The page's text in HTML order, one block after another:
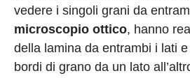
vedere i singoli grani da
microscopio ottico, hanno
della lamina da entrambi i lati
bordi di grano da un lato